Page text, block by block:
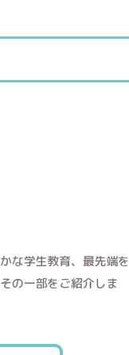
な学生教育、最先端を
の一部をご紹介しま